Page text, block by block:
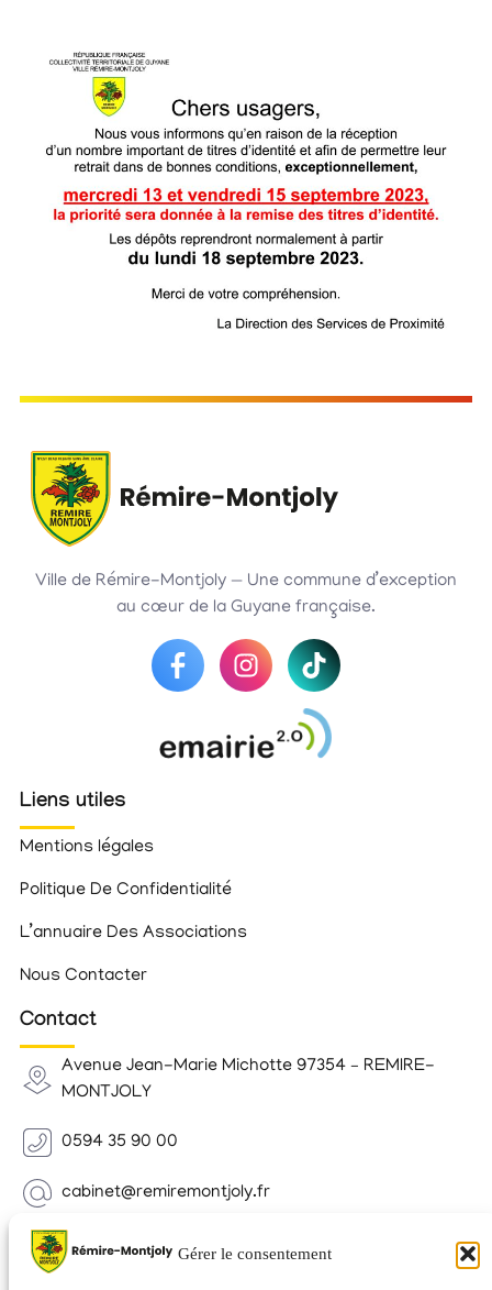
Gérer le consentement
Ville de Rémire-Montjoly — Une commune d’exception
au cœur de la Guyane française.
Liens utiles
Mentions légales
Politique De Confidentialité
L’annuaire Des Associations
Nous Contacter
Contact
Avenue Jean-Marie Michotte 97354 – REMIRE-
MONTJOLY
0594 35 90 00
cabinet@remiremontjoly.fr
Newsletter